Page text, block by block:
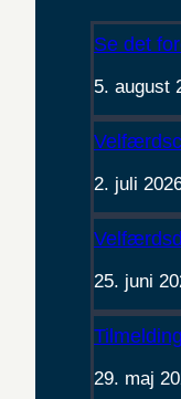
Se det
5. august
2. juli
25. juni
29. maj